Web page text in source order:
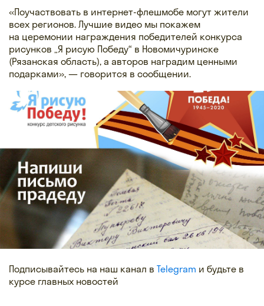
«Поучаствовать в интернет-флешмобе могут жители
всех регионов. Лучшие видео мы покажем
на церемонии награждения победителей конкурса
рисунков „Я рисую Победу“ в Новомичуринске
(Рязанская область), а авторов наградим ценными
подарками», — говорится в сообщении.
Подписывайтесь на наш канал в Telegram и будьте в
курсе главных новостей